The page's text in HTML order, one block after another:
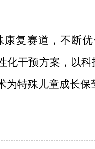
复赛道，不断
化干预方案，以科
为特殊儿童成长